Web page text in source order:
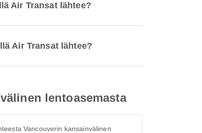
Air Transat lähtee?
Air Transat lähtee?
lentoasemasta
Vancouverin kansainvälinen